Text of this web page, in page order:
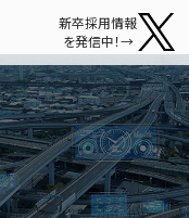
新卒採用情報
を発信中！